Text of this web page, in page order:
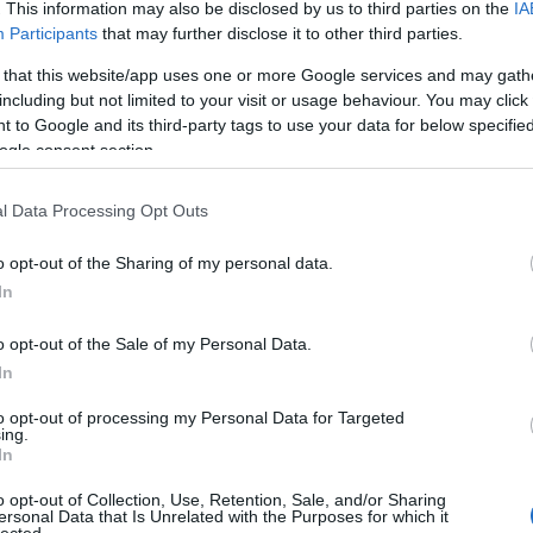
This information may also be disclosed by us to third parties on the
Participants that may further disclose it to other third parties.
that this website/app uses one or more Google services and may
but not limited to your visit or usage behaviour. You may
to Google and its third-party tags to use your data for below
consent section.
Data Processing Opt Outs
opt-out of the Sharing of my personal data.
opt-out of the Sale of my Personal Data.
opt-out of processing my Personal Data for Targeted
opt-out of Collection, Use, Retention, Sale, and/or Sharing
Data that Is Unrelated with the Purposes for which it
Válasz erre
statutes & Bylaws mit ír a részvételi feltételekről. Egyelőre a
így abból kell kiindulni.
MEN’S
are ice hockey players who are not over 20
of age, which is for the season:
age, in 1987 minimum age
age, in 1988 minimum age
age, in 1989 minimum age
age, in 1990 minimum age
age, in 1991 minimum age
U18 Championships
U18 Championships are ice hockey players who
under 15 years of age, which is for the season:
age, in 1989 minimum age